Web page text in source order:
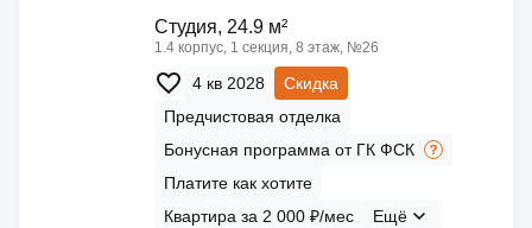
Cтудия, 24.9 м²
1.4 корпус, 1 секция, 8 этаж, №26
4 кв 2028
Скидка
Предчистовая отделка
Бонусная программа от ГК ФСК
Платите как хотите
Квартира за 2 000 ₽/мес
Ещё